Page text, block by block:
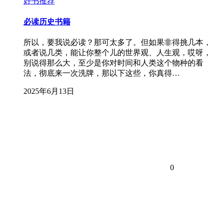
必读历史书籍
所以，要我说必读？那可太多了。但如果非得挑几本，
或者说几类，能让你整个儿的世界观、人生观，哎呀，
别说得那么大，至少是你对时间和人类这个物种的看
法，彻底来一次洗牌，那以下这些，你真得…
2025年6月13日
0